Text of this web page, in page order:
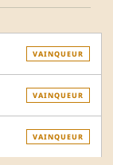
VAINQUEUR
VAINQUEUR
VAINQUEUR